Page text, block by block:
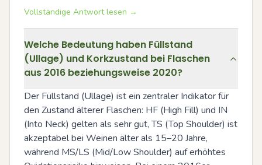
Vollständige Antwort lesen →
Welche Bedeutung haben Füllstand
(Ullage) und Korkzustand bei Flaschen
aus 2016 beziehungsweise 2020?
Der Füllstand (Ullage) ist ein zentraler Indikator für
den Zustand älterer Flaschen: HF (High Fill) und IN
(Into Neck) gelten als sehr gut, TS (Top Shoulder) ist
akzeptabel bei Weinen älter als 15–20 Jahre,
während MS/LS (Mid/Low Shoulder) auf erhöhtes